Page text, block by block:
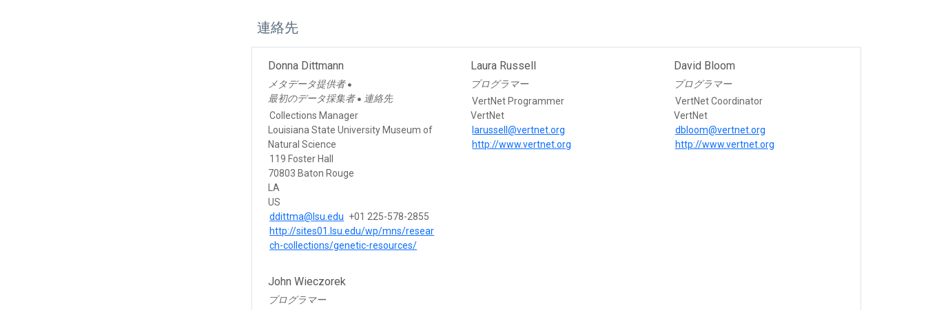
連絡先
Donna Dittmann
メタデータ提供者 ●
最初のデータ採集者 ● 連絡先
Collections Manager
Louisiana State University Museum of
Natural Science
119 Foster Hall
70803 Baton Rouge
LA
US
ddittma@lsu.edu +01 225-578-2855
http://sites01.lsu.edu/wp/mns/resear
ch-collections/genetic-resources/
Laura Russell
プログラマー
VertNet Programmer
VertNet
larussell@vertnet.org
http://www.vertnet.org
David Bloom
プログラマー
VertNet Coordinator
VertNet
dbloom@vertnet.org
http://www.vertnet.org
John Wieczorek
プログラマー